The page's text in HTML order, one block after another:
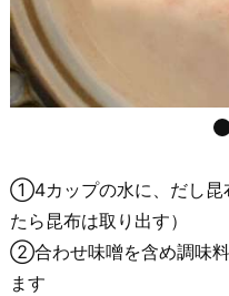
①4カップの水に、だし昆
たら昆布は取り出す）
②合わせ味噌を含め調味料
ます